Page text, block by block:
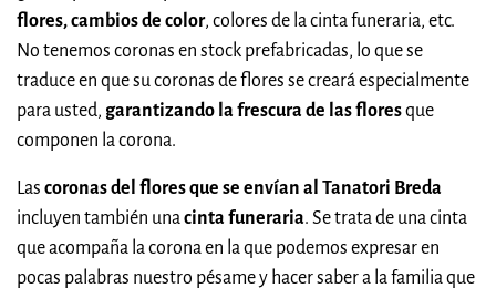
flores, cambios de color, colores de la cinta funeraria, etc.
No tenemos coronas en stock prefabricadas, lo que se
traduce en que su coronas de flores se creará especialmente
para usted, garantizando la frescura de las floresque
componen la corona.
Las coronas del flores que se envían al Tanatori Breda
incluyen también unacinta funeraria. Se trata de una cinta
que acompaña la corona en la que podemos expresar en
pocas palabras nuestro pésame y hacer saber a la familia que